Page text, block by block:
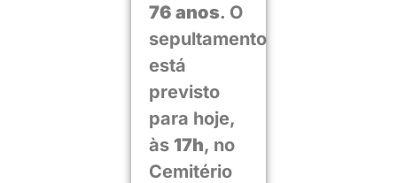
76 anos. O
sepultamento
está
previsto
para hoje,
às 17h, no
Cemitério